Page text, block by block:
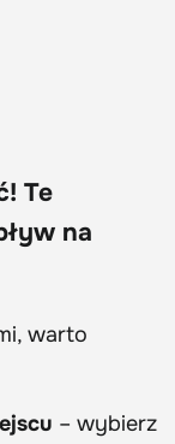
Te
na
warto
– wybierz